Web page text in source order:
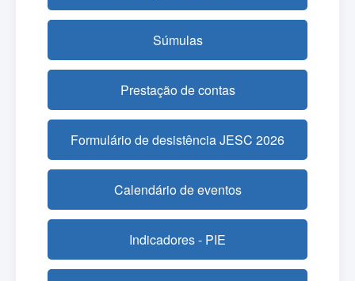
Súmulas
Prestação de contas
Formulário de desistência JESC 2026
Calendário de eventos
Indicadores - PIE